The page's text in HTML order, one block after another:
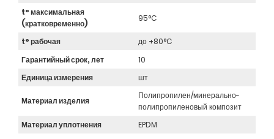
t° максимальная
(кратковременно)
95°C
t° рабочая
до +80°C
Гарантийный срок, лет
10
Единица измерения
шт
Материал изделия
Полипропилен/минерально-
полипропиленовый композит
Материал уплотнения
EPDM